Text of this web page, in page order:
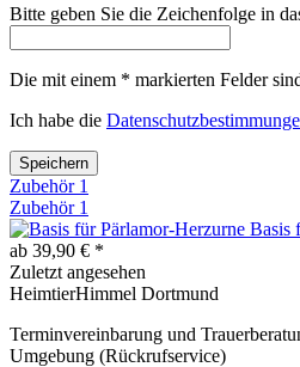
Bitte geben Sie die Zeichenfolge in
Die mit einem * markierten Felder
Ich habe die
Speichern
Zubehör 1
Zubehör 1
Basis
ab 39,90 € *
Zuletzt angesehen
HeimtierHimmel Dortmund
Terminvereinbarung und
Umgebung (Rückrufservice)